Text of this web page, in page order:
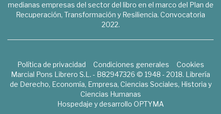
medianas empresas del sector del libro en el marco del Plan de
Recuperación, Transformación y Resiliencia. Convocatoria
2022.
Política de privacidad Condiciones generales
Cookies
Marcial Pons Librero S.L. - B82947326 © 1948 - 2018. Librería
de Derecho, Economía, Empresa, Ciencias Sociales, Historia y
Ciencias Humanas
Hospedaje y desarrollo OPTYMA